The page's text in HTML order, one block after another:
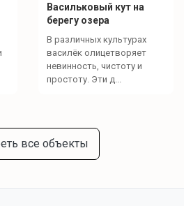
Васильковый кут на
берегу озера
В различных культурах
василёк олицетворяет
невинность, чистоту и
простоту. Эти д...
все объекты